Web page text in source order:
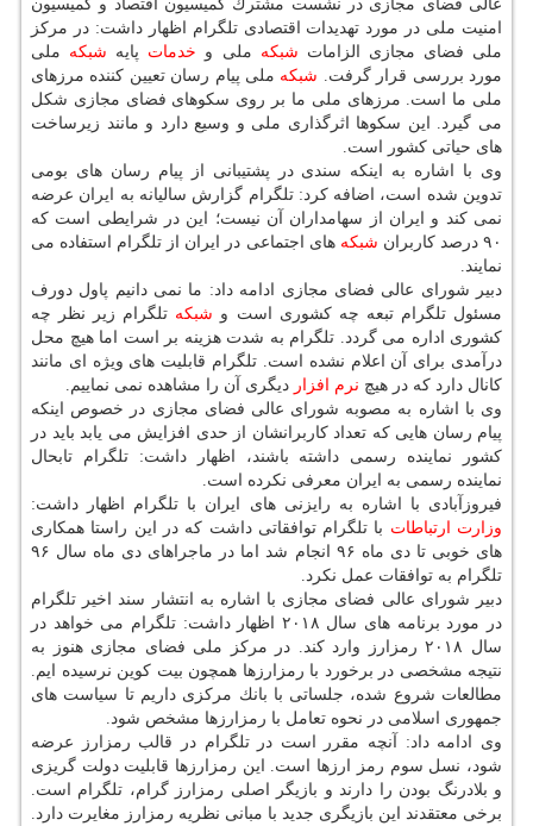
عالی فضای مجازی در نشست مشترك كمیسیون اقتصاد و كمیسیون
امنیت ملی در مورد تهدیدات اقتصادی تلگرام اظهار داشت: در مركز
ملی فضای مجازی الزامات شبكه ملی و خدمات پایه شبكه ملی
مورد بررسی قرار گرفت. شبكه ملی پیام رسان تعیین كننده مرزهای
ملی ما است. مرزهای ملی ما بر روی سكوهای فضای مجازی شكل
می گیرد. این سكوها اثرگذاری ملی و وسیع دارد و مانند زیرساخت
های حیاتی كشور است.
وی با اشاره به اینكه سندی در پشتیبانی از پیام رسان های بومی
تدوین شده است، اضافه كرد: تلگرام گزارش سالیانه به ایران عرضه
نمی كند و ایران از سهامداران آن نیست؛ این در شرایطی است كه
۹۰ درصد كاربران
شبكه های اجتماعی در ایران از تلگرام استفاده می
نمایند.
دبیر شورای عالی فضای مجازی ادامه داد: ما نمی دانیم پاول دورف
مسئول تلگرام تبعه چه كشوری است و شبكه تلگرام زیر نظر چه
كشوری اداره می گردد. تلگرام به شدت هزینه بر است اما هیچ محل
درآمدی برای آن اعلام نشده است. تلگرام قابلیت های ویژه ای مانند
كانال دارد كه در هیچ نرم افزار دیگری آن را مشاهده نمی نماییم.
وی با اشاره به مصوبه شورای عالی فضای مجازی در خصوص اینكه
پیام رسان هایی كه تعداد كاربرانشان از حدی افزایش می یابد باید در
كشور نماینده رسمی داشته باشند، اظهار داشت: تلگرام تابحال
نماینده رسمی به ایران معرفی نكرده است.
فیروزآبادی با اشاره به رایزنی های ایران با تلگرام اظهار داشت:
وزارت ارتباطات با تلگرام توافقاتی داشت كه در این راستا همكاری
های خوبی تا دی ماه ۹۶ انجام شد اما در ماجراهای دی ماه سال ۹۶
تلگرام به توافقات عمل نكرد.
دبیر شورای عالی فضای مجازی با اشاره به انتشار سند اخیر تلگرام
در مورد برنامه های سال ۲۰۱۸ اظهار داشت: تلگرام می خواهد در
سال ۲۰۱۸ رمزارز وارد كند. در مركز ملی فضای مجازی هنوز به
نتیجه مشخصی در برخورد با رمزارزها همچون بیت كوین نرسیده ایم.
مطالعات شروع شده، جلساتی با بانك مركزی داریم تا سیاست های
جمهوری اسلامی در نحوه تعامل با رمزارزها مشخص شود.
وی ادامه داد: آنچه مقرر است در تلگرام در قالب رمزارز عرضه
شود، نسل سوم رمز ارزها است. این رمزارزها قابلیت دولت گریزی
و بلادرنگ بودن را دارند و بازیگر اصلی رمزارز گرام، تلگرام است.
برخی معتقدند این بازیگری جدید با مبانی نظریه رمزارز مغایرت دارد.